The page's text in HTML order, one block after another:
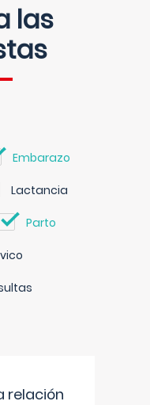
las
Embarazo
Lactancia
Parto
relación